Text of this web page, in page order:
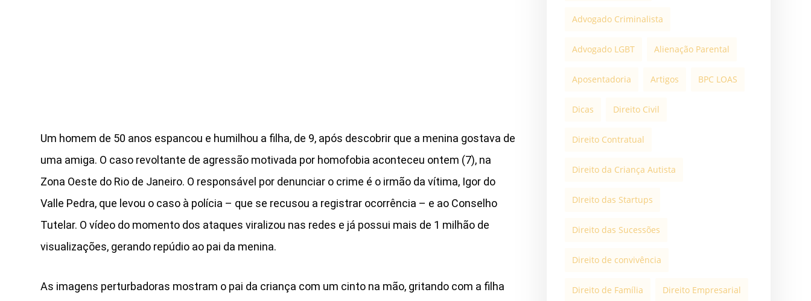
Um homem de 50 anos espancou e humilhou a filha, de 9, após descobrir que a menina gostava de
uma amiga. O caso revoltante de agressão motivada por homofobia aconteceu ontem (7), na
Zona Oeste do Rio de Janeiro. O responsável por denunciar o crime é o irmão da vítima, Igor do
Valle Pedra, que levou o caso à polícia – que se recusou a registrar ocorrência – e ao Conselho
Tutelar. O vídeo do momento dos ataques viralizou nas redes e já possui mais de 1 milhão de
visualizações, gerando repúdio ao pai da menina.
As imagens perturbadoras mostram o pai da criança com um cinto na mão, gritando com a filha
Advogado Criminalista
Advogado LGBT Alienação Parental
Aposentadoria Artigos BPC LOAS
Dicas Direito Civil
Direito Contratual
Direito da Criança Autista
DIreito das Startups
Direito das Sucessões
Direito de convivência
Direito de Família Direito Empresarial